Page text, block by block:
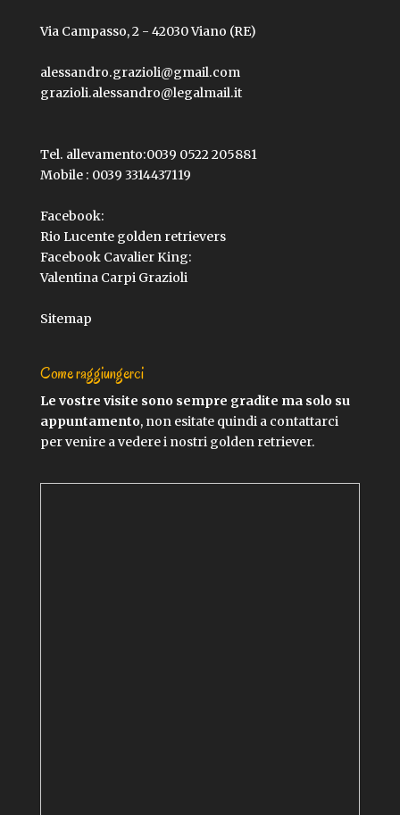
Via Campasso, 2 - 42030 Viano (RE)
alessandro.grazioli@gmail.com
grazioli.alessandro@legalmail.it
Tel. allevamento:0039 0522 205881
Mobile : 0039 3314437119
Facebook:
Rio Lucente golden retrievers
Facebook Cavalier King:
Valentina Carpi Grazioli
Sitemap
Come raggiungerci
Le vostre visite sono sempre gradite ma solo su
appuntamento, non esitate quindi a contattarci
per venire a vedere i nostri golden retriever.